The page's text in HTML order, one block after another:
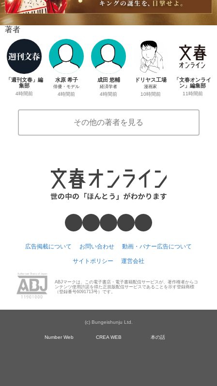
著者
「週刊文春」編
集部
4時間前
水原 希子
俳優・モデル
4時間前
成田 悠輔
経済学者
4時間前
ドリヤス工場
漫画家
10時間前
「文春オンライ
ン」編集部
11時間前
その他の著者を見る
広告掲載について お問い合わせ 動画・バナー広告について
サイトポリシー 運営会社
ABJマークは、この電子書店・電子書籍配信サービスが、著作権者からコ
ンテンツ使用許諾を得た正規版配信サービスであることを示す登録商標
（登録番号6091713号）です。
(c) Bungeishunju Ltd.
Number Web CREA WEB 本の話